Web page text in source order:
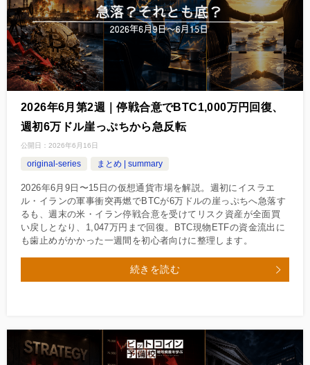
2026年6月第2週｜停戦合意でBTC1,000万円回復、
週初6万ドル崖っぷちから急反転
公開日： 2026年6月16日
original-series まとめ | summary
2026年6月9日〜15日の仮想通貨市場を解説。週初にイスラエ
ル・イランの軍事衝突再燃でBTCが6万ドルの崖っぷちへ急落す
るも、週末の米・イラン停戦合意を受けてリスク資産が全面買
い戻しとなり、1,047万円まで回復。BTC現物ETFの資金流出に
も歯止めがかかった一週間を初心者向けに整理します。
続きを読む